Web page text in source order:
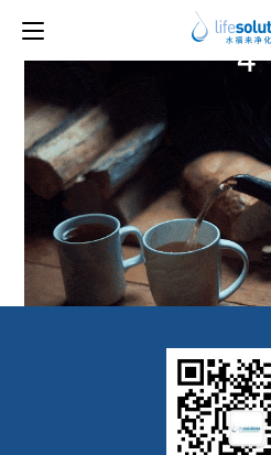
上一图片
4